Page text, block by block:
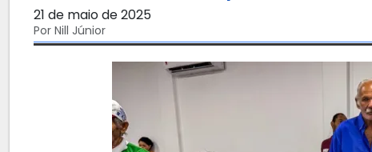
21 de maio de 2025
Por Nill Júnior